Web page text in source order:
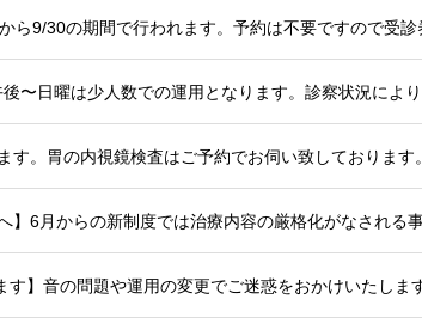
。胃の内視鏡検査はご予約でお伺い致しております
す】音の問題や運用の変更でご迷惑をおかけいたしま